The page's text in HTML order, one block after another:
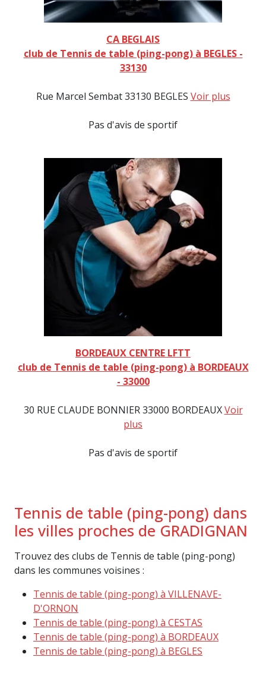
CA BEGLAIS
club de Tennis de table (ping-pong) à BEGLES -
33130
Rue Marcel Sembat 33130 BEGLES Voir plus
Pas d'avis de sportif
BORDEAUX CENTRE LFTT
club de Tennis de table (ping-pong) à BORDEAUX
- 33000
30 RUE CLAUDE BONNIER 33000 BORDEAUXVoir
plus
Pas d'avis de sportif
Tennis de table (ping-pong) dans
les villes proches de GRADIGNAN
Trouvez des clubs de Tennis de table (ping-pong)
dans les communes voisines :
Tennis de table (ping-pong) à VILLENAVE-
D'ORNON
Tennis de table (ping-pong) à CESTAS
Tennis de table (ping-pong) à BORDEAUX
Tennis de table (ping-pong) à BEGLES